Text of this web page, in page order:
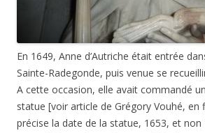
En 1649, Anne d’Autriche était entrée
Sainte-Radegonde, puis venue se
A cette occasion, elle avait commandé
statue [voir article de Grégory Vouhé, en
précise la date de la statue, 1653, et